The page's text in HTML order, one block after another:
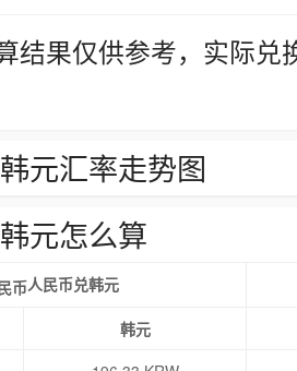
结果仅供参考，实际
元汇率走势图
元怎么算
人民币兑韩元
韩元